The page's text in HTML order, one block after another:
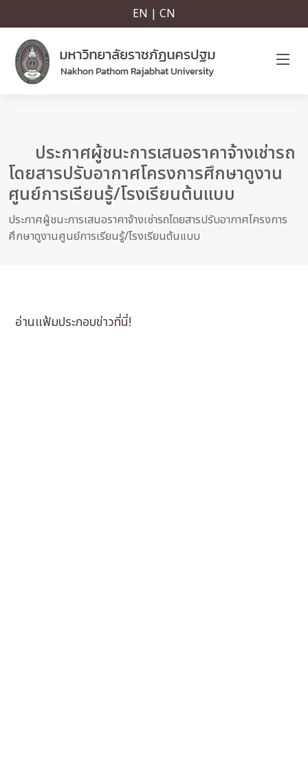
EN | CN
ประกาศผู้ชนะการเสนอราคาจ้างเช่ารถ
โดยสารปรับอากาศโครงการศึกษาดูงาน
ศูนย์การเรียนรู้/โรงเรียนต้นแบบ
ประกาศผู้ชนะการเสนอราคาจ้างเช่ารถโดยสารปรับอากาศโครงการ
ศึกษาดูงานศูนย์การเรียนรู้/โรงเรียนต้นแบบ
อ่านแฟ้มประกอบข่าวที่นี่!